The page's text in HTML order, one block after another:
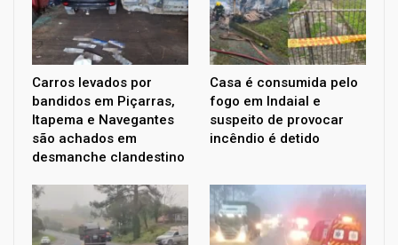
Carros levados por
bandidos em Piçarras,
Itapema e Navegantes
são achados em
desmanche clandestino
Casa é consumida pelo
fogo em Indaial e
suspeito de provocar
incêndio é detido